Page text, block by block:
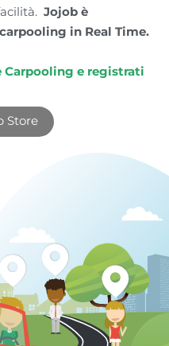
Jojob è
in Real Time.
Carpooling e registrati
Store